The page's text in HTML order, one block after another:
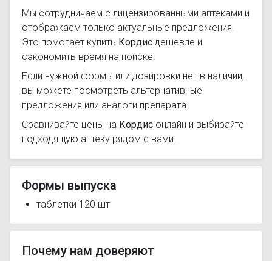
Мы сотрудничаем с лицензированными аптеками и
отображаем только актуальные предложения.
Это помогает купить Кордис дешевле и
сэкономить время на поиске.
Если нужной формы или дозировки нет в наличии,
вы можете посмотреть альтернативные
предложения или аналоги препарата.
Сравнивайте цены на Кордис онлайн и выбирайте
подходящую аптеку рядом с вами.
Формы выпуска
таблетки 120 шт
Почему нам доверяют